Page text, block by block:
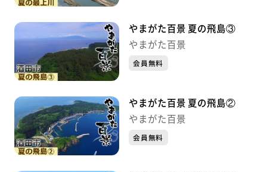
やまがた百景 夏の飛島③
やまがた百景
会員無料
やまがた百景 夏の飛島②
やまがた百景
会員無料